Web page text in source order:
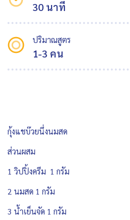
30 นาที
ปริมาณสูตร
1-3 คน
กุ้งแชบ๊วยนึ่งนมสด
ส่วนผสม
1 วิปปิ้งครีม 1 กรัม
2 นมสด 1 กรัม
3 น้ำเย็นจัด 1 กรัม